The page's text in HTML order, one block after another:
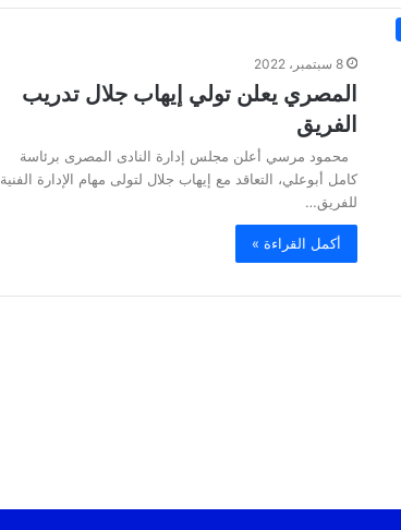
8 سبتمبر، 2022
المصري يعلن تولي إيهاب جلال تدريب
الفريق
محمود مرسي أعلن مجلس إدارة النادى المصرى برئاسة
كامل أبوعلي، التعاقد مع إيهاب جلال لتولى مهام الإدارة الفنية
للفريق…
أكمل القراءة »